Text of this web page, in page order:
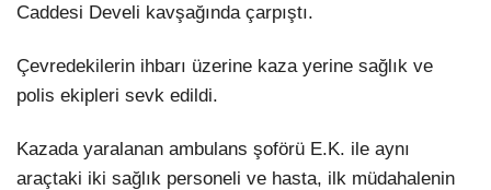
Telegram
Caddesi Develi kavşağında çarpıştı.
Çevredekilerin ihbarı üzerine kaza yerine sağlık ve
polis ekipleri sevk edildi.
Kazada yaralanan ambulans şoförü E.K. ile aynı
araçtaki iki sağlık personeli ve hasta, ilk müdahalenin